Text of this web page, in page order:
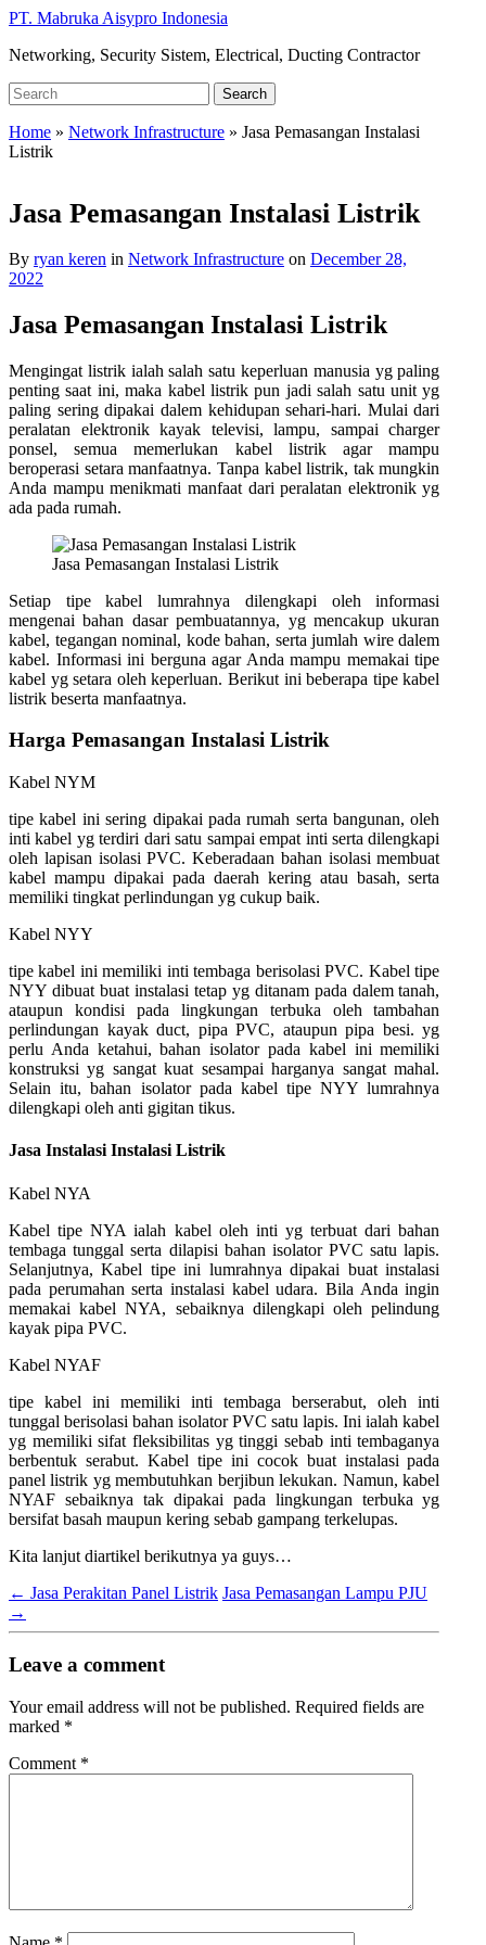
Skip
main
PT. Mabruka Aisypro Indonesia
Networking, Security Sistem, Electrical, Ducting Contractor
Search
for:
Search
Home » Network Infrastructure » Jasa Pemasangan Instalasi
Listrik
Jasa Pemasangan Instalasi Listrik
By ryan keren in Network Infrastructure on December 28,
2022
Jasa Pemasangan Instalasi Listrik
Mengingat listrik ialah salah satu keperluan manusia yg paling
penting saat ini, maka kabel listrik pun jadi salah satu unit yg
paling sering dipakai dalem kehidupan sehari-hari. Mulai dari
peralatan elektronik kayak televisi, lampu, sampai charger
ponsel, semua memerlukan kabel listrik agar mampu
beroperasi setara manfaatnya. Tanpa kabel listrik, tak mungkin
Anda mampu menikmati manfaat dari peralatan elektronik yg
ada pada rumah.
Jasa Pemasangan Instalasi Listrik
Setiap tipe kabel lumrahnya dilengkapi oleh informasi
mengenai bahan dasar pembuatannya, yg mencakup ukuran
kabel, tegangan nominal, kode bahan, serta jumlah wire dalem
kabel. Informasi ini berguna agar Anda mampu memakai tipe
kabel yg setara oleh keperluan. Berikut ini beberapa tipe kabel
listrik beserta manfaatnya.
Harga Pemasangan Instalasi Listrik
Kabel NYM
tipe kabel ini sering dipakai pada rumah serta bangunan, oleh
inti kabel yg terdiri dari satu sampai empat inti serta dilengkapi
oleh lapisan isolasi PVC. Keberadaan bahan isolasi membuat
kabel mampu dipakai pada daerah kering atau basah, serta
memiliki tingkat perlindungan yg cukup baik.
Kabel NYY
tipe kabel ini memiliki inti tembaga berisolasi PVC. Kabel tipe
NYY dibuat buat instalasi tetap yg ditanam pada dalem tanah,
ataupun kondisi pada lingkungan terbuka oleh tambahan
perlindungan kayak duct, pipa PVC, ataupun pipa besi. yg
perlu Anda ketahui, bahan isolator pada kabel ini memiliki
konstruksi yg sangat kuat sesampai harganya sangat mahal.
Selain itu, bahan isolator pada kabel tipe NYY lumrahnya
dilengkapi oleh anti gigitan tikus.
Jasa Instalasi Instalasi Listrik
Kabel NYA
Kabel tipe NYA ialah kabel oleh inti yg terbuat dari bahan
tembaga tunggal serta dilapisi bahan isolator PVC satu lapis.
Selanjutnya, Kabel tipe ini lumrahnya dipakai buat instalasi
pada perumahan serta instalasi kabel udara. Bila Anda ingin
memakai kabel NYA, sebaiknya dilengkapi oleh pelindung
kayak pipa PVC.
Kabel NYAF
tipe kabel ini memiliki inti tembaga berserabut, oleh inti
tunggal berisolasi bahan isolator PVC satu lapis. Ini ialah kabel
yg memiliki sifat fleksibilitas yg tinggi sebab inti tembaganya
berbentuk serabut. Kabel tipe ini cocok buat instalasi pada
panel listrik yg membutuhkan berjibun lekukan. Namun, kabel
NYAF sebaiknya tak dipakai pada lingkungan terbuka yg
bersifat basah maupun kering sebab gampang terkelupas.
Kita lanjut diartikel berikutnya ya guys…
← Jasa Perakitan Panel Listrik Jasa Pemasangan Lampu PJU
→
Leave a comment
Your email address will not be published. Required fields are
marked *
Comment *